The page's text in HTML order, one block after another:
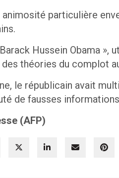
animosité particulière
Hussein Obama
théories du complot
le républicain avait
de fausses
(AFP)